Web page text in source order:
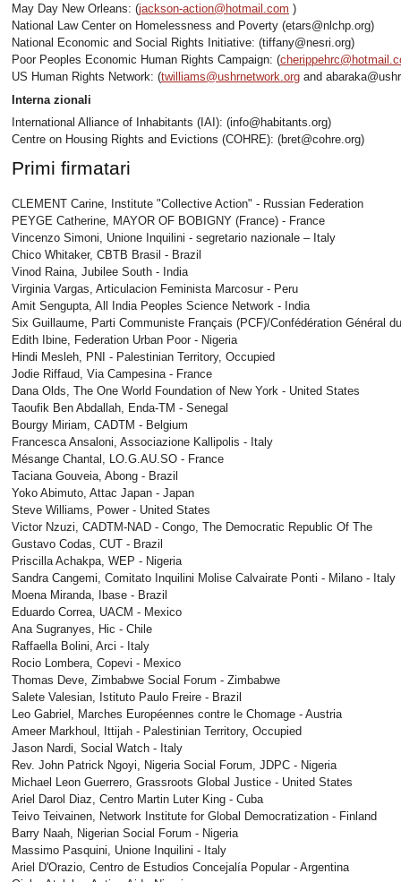
May Day New Orleans: (jackson-action@hotmail.com )
National Law Center on Homelessness and Poverty (etars@nlchp.org)
National Economic and Social Rights Initiative: (tiffany@nesri.org)
Poor Peoples Economic Human Rights Campaign: (
US Human Rights Network: (twilliams@ushrnetwork.org and
Interna zionali
International Alliance of Inhabitants (IAI): (info@habitants.org)
Centre on Housing Rights and Evictions (COHRE): (bret@cohre.org)
Primi firmatari
CLEMENT Carine, Institute "Collective Action" - Russian Federation
PEYGE Catherine, MAYOR OF BOBIGNY (France) - France
Vincenzo Simoni, Unione Inquilini - segretario nazionale – Italy
Chico Whitaker, CBTB Brasil - Brazil
Vinod Raina, Jubilee South - India
Virginia Vargas, Articulacion Feminista Marcosur - Peru
Amit Sengupta, All India Peoples Science Network - India
Six Guillaume, Parti Communiste Français (PCF)/Confédération Général
Edith Ibine, Federation Urban Poor - Nigeria
Hindi Mesleh, PNI - Palestinian Territory, Occupied
Jodie Riffaud, Via Campesina - France
Dana Olds, The One World Foundation of New York - United States
Taoufik Ben Abdallah, Enda-TM - Senegal
Bourgy Miriam, CADTM - Belgium
Francesca Ansaloni, Associazione Kallipolis - Italy
Mésange Chantal, LO.G.AU.SO - France
Taciana Gouveia, Abong - Brazil
Yoko Abimuto, Attac Japan - Japan
Steve Williams, Power - United States
Victor Nzuzi, CADTM-NAD - Congo, The Democratic Republic Of The
Gustavo Codas, CUT - Brazil
Priscilla Achakpa, WEP - Nigeria
Sandra Cangemi, Comitato Inquilini Molise Calvairate Ponti - Milano - Italy
Moena Miranda, Ibase - Brazil
Eduardo Correa, UACM - Mexico
Ana Sugranyes, Hic - Chile
Raffaella Bolini, Arci - Italy
Rocio Lombera, Copevi - Mexico
Thomas Deve, Zimbabwe Social Forum - Zimbabwe
Salete Valesian, Istituto Paulo Freire - Brazil
Leo Gabriel, Marches Européennes contre le Chomage - Austria
Ameer Markhoul, Ittijah - Palestinian Territory, Occupied
Jason Nardi, Social Watch - Italy
Rev. John Patrick Ngoyi, Nigeria Social Forum, JDPC - Nigeria
Michael Leon Guerrero, Grassroots Global Justice - United States
Ariel Darol Diaz, Centro Martin Luter King - Cuba
Teivo Teivainen, Network Institute for Global Democratization - Finland
Barry Naah, Nigerian Social Forum - Nigeria
Massimo Pasquini, Unione Inquilini - Italy
Ariel D'Orazio, Centro de Estudios Concejalía Popular - Argentina